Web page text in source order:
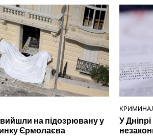
на підозрювану у
Єрмолаєва
У
У